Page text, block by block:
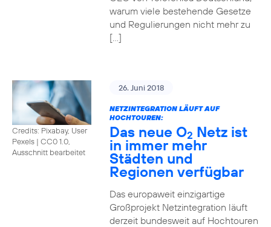
warum viele bestehende Gesetze
und Regulierungen nicht mehr zu
[…]
Credits: Pixabay, User
Pexels | CC0 1.0,
Ausschnitt bearbeitet
26. Juni 2018
NETZINTEGRATION LÄUFT AUF
HOCHTOUREN:
Das neue O2 Netz ist
in immer mehr
Städten und
Regionen verfügbar
Das europaweit einzigartige
Großprojekt Netzintegration läuft
derzeit bundesweit auf Hochtouren